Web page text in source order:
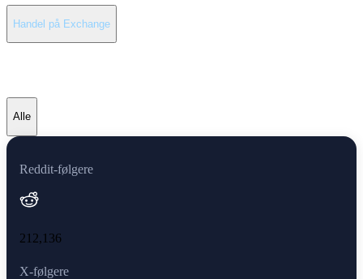
Handel på Exchange
Alle
Reddit-følgere
212,136
X-følgere